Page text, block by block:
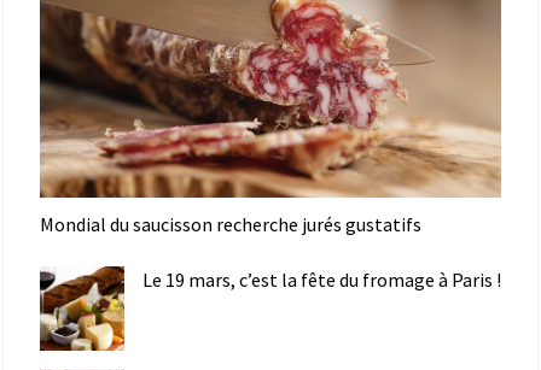
Mondial du saucisson recherche jurés gustatifs
Le 19 mars, c’est la fête du fromage à Paris !